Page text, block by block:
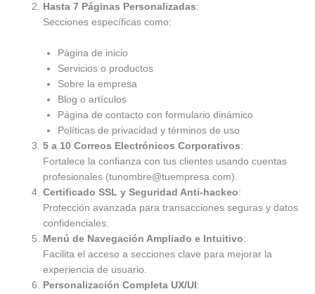
Hasta 7 Páginas Personalizadas:
Secciones específicas como:
Página de inicio
Servicios o productos
Sobre la empresa
Blog o artículos
Página de contacto con formulario dinámico
Políticas de privacidad y términos de uso
5 a 10 Correos Electrónicos Corporativos:
Fortalece la confianza con tus clientes usando cuentas
profesionales (tunombre@tuempresa.com).
Certificado SSL y Seguridad Anti-hackeo:
Protección avanzada para transacciones seguras y datos
confidenciales.
Menú de Navegación Ampliado e Intuitivo:
Facilita el acceso a secciones clave para mejorar la
experiencia de usuario.
Personalización Completa UX/UI :